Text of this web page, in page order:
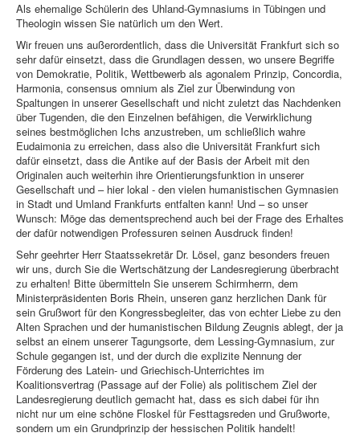
Als ehemalige Schülerin des Uhland-Gymnasiums in Tübingen und
Theologin wissen Sie natürlich um den Wert.
Wir freuen uns außerordentlich, dass die Universität Frankfurt sich so
sehr dafür einsetzt, dass die Grundlagen dessen, wo unsere Begriffe
von Demokratie, Politik, Wettbewerb als agonalem Prinzip, Concordia,
Harmonia, consensus omnium als Ziel zur Überwindung von
Spaltungen in unserer Gesellschaft und nicht zuletzt das Nachdenken
über Tugenden, die den Einzelnen befähigen, die Verwirklichung
seines bestmöglichen Ichs anzustreben, um schließlich wahre
Eudaimonia zu erreichen, dass also die Universität Frankfurt sich
dafür einsetzt, dass die Antike auf der Basis der Arbeit mit den
Originalen auch weiterhin ihre Orientierungsfunktion in unserer
Gesellschaft und – hier lokal - den vielen humanistischen Gymnasien
in Stadt und Umland Frankfurts entfalten kann! Und – so unser
Wunsch: Möge das dementsprechend auch bei der Frage des Erhaltes
der dafür notwendigen Professuren seinen Ausdruck finden!
Sehr geehrter Herr Staatssekretär Dr. Lösel, ganz besonders freuen
wir uns, durch Sie die Wertschätzung der Landesregierung überbracht
zu erhalten! Bitte übermitteln Sie unserem Schirmherrn, dem
Ministerpräsidenten Boris Rhein, unseren ganz herzlichen Dank für
sein Grußwort für den Kongressbegleiter, das von echter Liebe zu den
Alten Sprachen und der humanistischen Bildung Zeugnis ablegt, der ja
selbst an einem unserer Tagungsorte, dem Lessing-Gymnasium, zur
Schule gegangen ist, und der durch die explizite Nennung der
Förderung des Latein- und Griechisch-Unterrichtes im
Koalitionsvertrag (Passage auf der Folie) als politischem Ziel der
Landesregierung deutlich gemacht hat, dass es sich dabei für ihn
nicht nur um eine schöne Floskel für Festtagsreden und Grußworte,
sondern um ein Grundprinzip der hessischen Politik handelt!